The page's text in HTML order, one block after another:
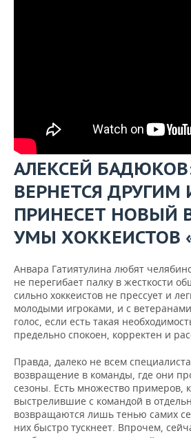
АЛЕКСЕЙ
ВЕРНЕТСЯ ДРУГИМ
ПРИНЕСЕТ НОВЫЙ
УМЫ ХОККЕИСТОВ
Анвара Гатиятулина любят
не перегибает палку в жесткости
сильно хоккеистов не прессует и
молодыми игроками, и с
голос, если есть такая
предельно спокоен, корректен и
Правда, далеко не всем
возвращение в команды, где они
сезоны. Есть множество примеров,
выстрелившие с командой в
возвращаются лишь тенью самих
них быстро тускнеет. Впрочем,